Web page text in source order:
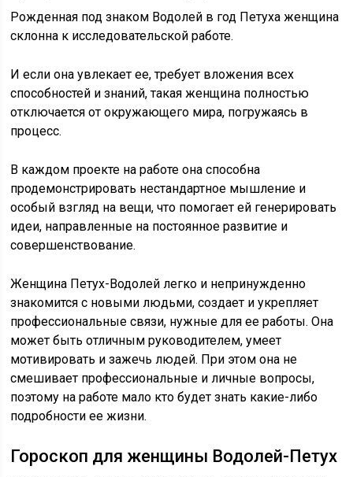
Рожденная под знаком Водолей в год Петуха женщина
склонна к исследовательской работе.
И если она увлекает ее, требует вложения всех
способностей и знаний, такая женщина полностью
отключается от окружающего мира, погружаясь в
процесс.
В каждом проекте на работе она способна
продемонстрировать нестандартное мышление и
особый взгляд на вещи, что помогает ей генерировать
идеи, направленные на постоянное развитие и
совершенствование.
Женщина Петух-Водолей легко и непринужденно
знакомится с новыми людьми, создает и укрепляет
профессиональные связи, нужные для ее работы. Она
может быть отличным руководителем, умеет
мотивировать и зажечь людей. При этом она не
смешивает профессиональные и личные вопросы,
поэтому на работе мало кто будет знать какие-либо
подробности ее жизни.
Гороскоп для женщины Водолей-Петух